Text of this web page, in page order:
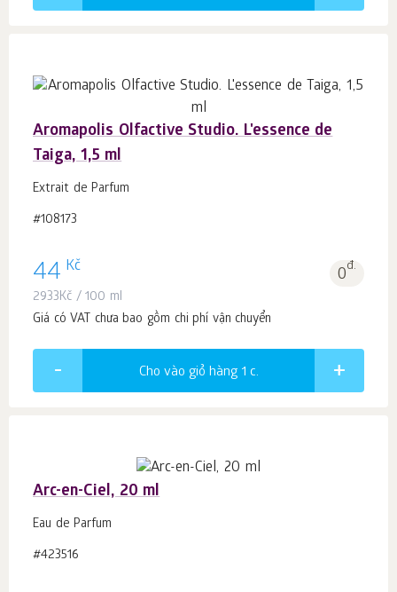
Aromapolis Olfactive Studio. L'essence de
Taiga, 1,5 ml
Extrait de Parfum
#108173
44 Kč 0đ.
2933Kč / 100 ml
Giá có VAT chưa bao gồm chi phí vận chuyển
Cho vào giỏ hàng 1 c.
Arc-en-Ciel, 20 ml
Eau de Parfum
#423516